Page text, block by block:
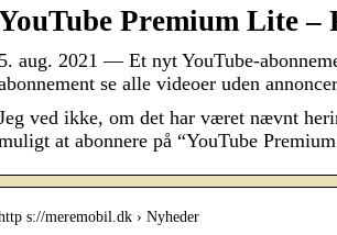
Premium Lite –
aug. 2021 — Et nyt YouTube-
se alle videoer uden
ved ikke, om det har været nævnt
at abonnere på “YouTube
s://meremobil.dk › Nyheder